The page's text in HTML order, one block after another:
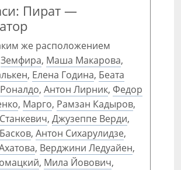
Пират —
же расположением
Земфира, Маша Макарова,
, Елена Година, Беата
Роналдо, Антон Лирник, Федор
, Марго, Рамзан Кадыров,
, Джузеппе Верди,
, Антон Сихарулидзе,
, Верджини Ледуайен,
, Мила Йовович,